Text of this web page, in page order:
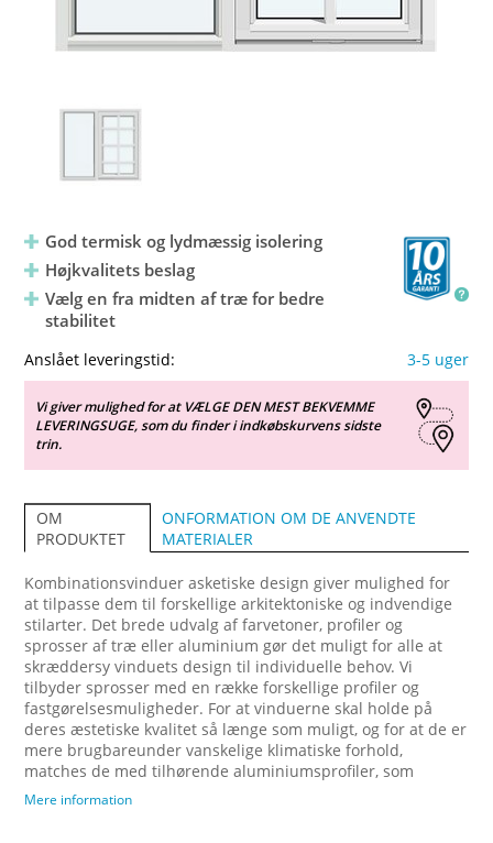
God termisk og lydmæssig isolering
Højkvalitets beslag
Vælg en fra midten af træ for bedre
stabilitet
Anslået leveringstid: 3-5 uger
Vi giver mulighed for at VÆLGE DEN MEST BEKVEMME
LEVERINGSUGE, som du finder i indkøbskurvens sidste
trin.
OM
PRODUKTET
ONFORMATION OM DE ANVENDTE
MATERIALER
Kombinationsvinduer asketiske design giver mulighed for
at tilpasse dem til forskellige arkitektoniske og indvendige
stilarter. Det brede udvalg af farvetoner, profiler og
sprosser af træ eller aluminium gør det muligt for alle at
skræddersy vinduets design til individuelle behov. Vi
tilbyder sprosser med en række forskellige profiler og
fastgørelsesmuligheder. For at vinduerne skal holde på
deres æstetiske kvalitet så længe som muligt, og for at de er
mere brugbareunder vanskelige klimatiske forhold,
matches de med tilhørende aluminiumsprofiler, som
fastgøres på ydersiden. Forvandl dit hjem med vores
Mere information